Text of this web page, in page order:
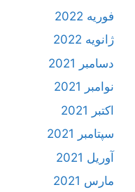
فوریه 2022
ژانویه 2022
دسامبر 2021
نوامبر 2021
اکتبر 2021
سپتامبر 2021
آوریل 2021
مارس 2021